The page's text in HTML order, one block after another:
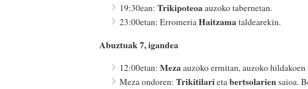
19:30ean: Trikipoteoaauzoko tabernetan.
23:00etan: ErromeriaHaitzamataldearekin.
Abuztuak 7, igandea
12:00etan: Mezaauzoko ermitan, auzoko hildakoen
Meza ondoren: Trikitilarietabertsolarien saioa.